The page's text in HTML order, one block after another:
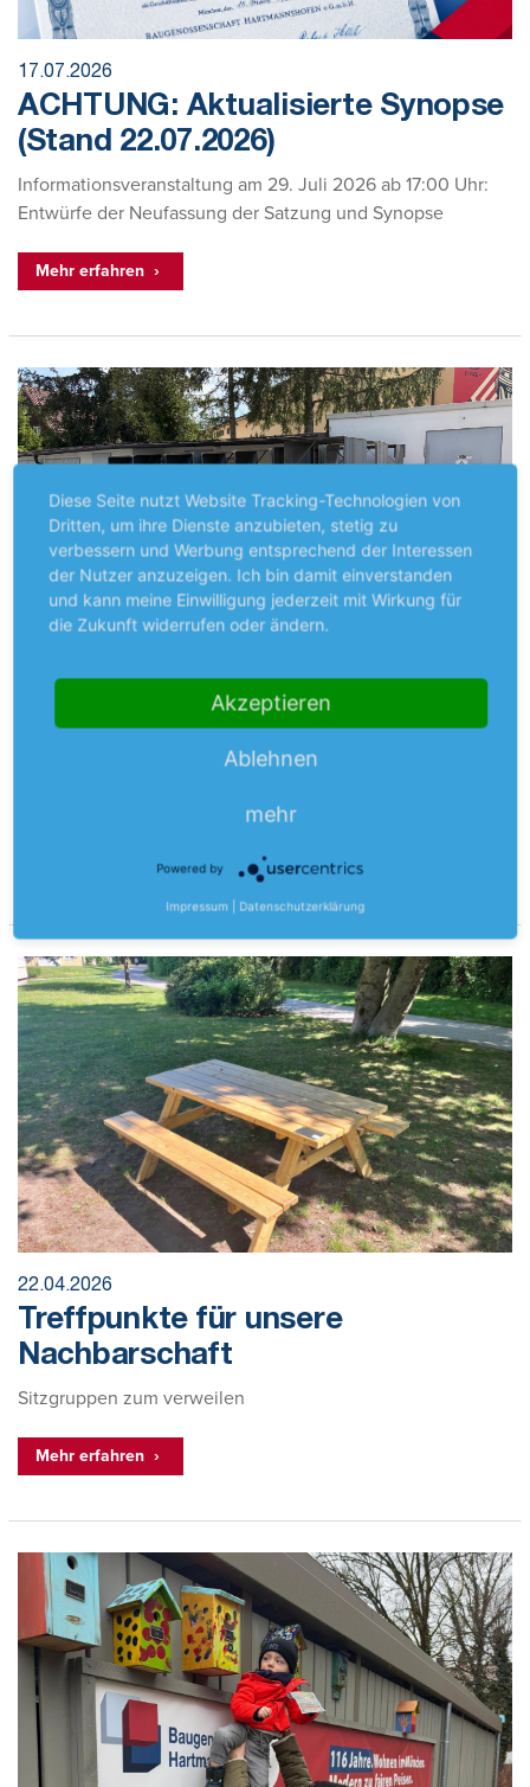
17.07.2026
ACHTUNG: Aktualisierte Synopse
(Stand 22.07.2026)
Informationsveranstaltung am 29. Juli 2026 ab 17:00 Uhr:
Entwürfe der Neufassung der Satzung und Synopse
Mehr erfahren
Hochbeete für Neuhausen
Neuer Gemeinschaftsgarten: 10 Hochbeete geliefert.
22.04.2026
Treffpunkte für unsere
Nachbarschaft
Sitzgruppen zum verweilen
Mehr erfahren
Diese Seite nutzt Website Tracking-Technologien von
Dritten, um ihre Dienste anzubieten, stetig zu
verbessern und Werbung entsprechend der Interessen
der Nutzer anzuzeigen. Ich bin damit einverstanden
und kann meine Einwilligung jederzeit mit Wirkung für
die Zukunft widerrufen oder ändern.
Akzeptieren
Ablehnen
mehr
Powered by
Impressum Datenschutzerklärung